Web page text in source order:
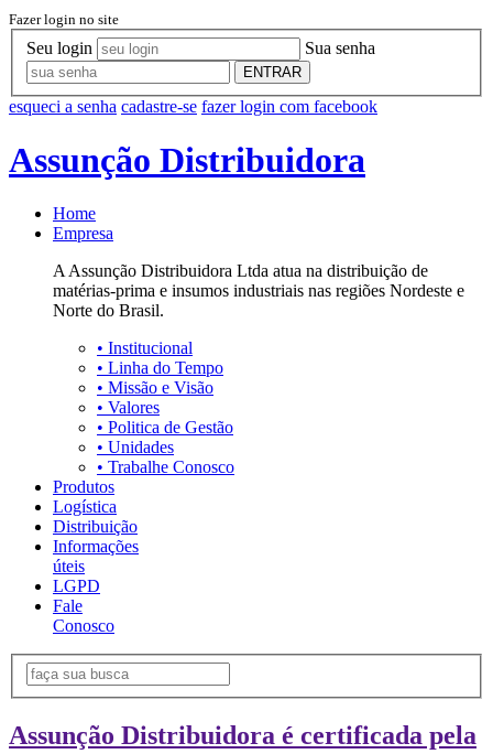
Fazer login no site
Seu login Sua senha
ENTRAR
esqueci a senha cadastre-se fazer login com facebook
Assunção Distribuidora
Home
Empresa
A Assunção Distribuidora Ltda atua na distribuição de
matérias-prima e insumos industriais nas regiões Nordeste e
Norte do Brasil.
• Institucional
• Linha do Tempo
• Missão e Visão
• Valores
• Politica de Gestão
• Unidades
• Trabalhe Conosco
Produtos
Logística
Distribuição
Informações
úteis
LGPD
Fale
Conosco
Assunção Distribuidora é certificada pela